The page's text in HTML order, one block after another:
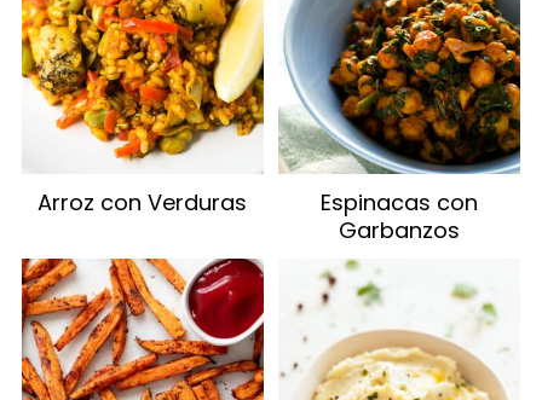
Arroz con Verduras
Espinacas con
Garbanzos